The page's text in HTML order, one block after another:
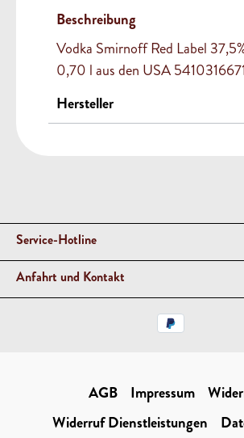
Beschreibung
Vodka Smirnoff Red Label
0,70 l aus den USA
Hersteller
Service-Hotline
Anfahrt und Kontakt
AGB Impressum
Widerruf Dienstleistungen